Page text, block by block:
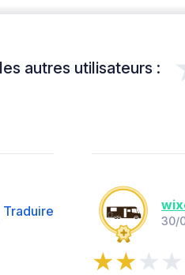
autres utilisateurs :
Traduire
30/